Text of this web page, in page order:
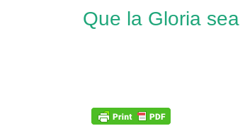
Que la Gloria